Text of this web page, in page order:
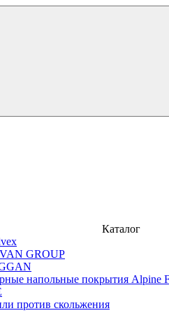
Каталог
GROUP
напольные покрытия Alpine
против скольжения